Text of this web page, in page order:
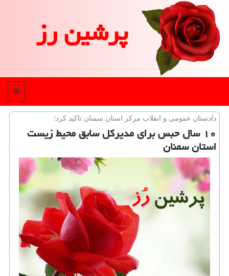
پرشین رز
منو
دادستان عمومی و انقلاب مركز استان سمنان تاكید كرد؛
۱۰ سال حبس برای مدیركل سابق محیط زیست
استان سمنان